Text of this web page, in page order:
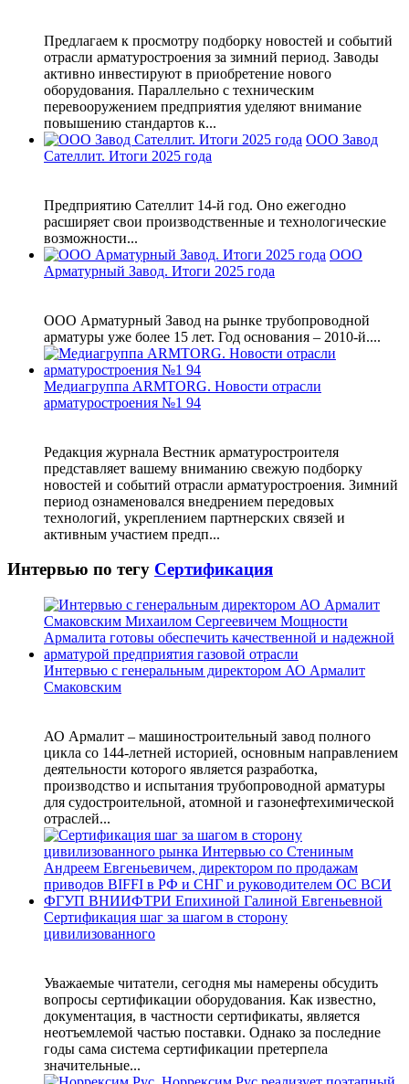
Предлагаем к просмотру подборку новостей и событий
отрасли арматуростроения за зимний период. Заводы
активно инвестируют в приобретение нового
оборудования. Параллельно с техническим
перевооружением предприятия уделяют внимание
повышению стандартов к...
ООО Завод
Сателлит. Итоги 2025 года
Предприятию Сателлит 14-й год. Оно ежегодно
расширяет свои производственные и технологические
возможности...
ООО
Арматурный Завод. Итоги 2025 года
ООО Арматурный Завод на рынке трубопроводной
арматуры уже более 15 лет. Год основания – 2010-й....
Медиагруппа ARMTORG. Новости отрасли
арматуростроения №1 94
Редакция журнала Вестник арматуростроителя
представляет вашему вниманию свежую подборку
новостей и событий отрасли арматуростроения. Зимний
период ознаменовался внедрением передовых
технологий, укреплением партнерских связей и
активным участием предп...
Интервью по тегу Сертификация
Интервью с генеральным директором АО Армалит
Смаковским
АО Армалит – машиностроительный завод полного
цикла со 144-летней историей, основным направлением
деятельности которого является разработка,
производство и испытания трубопроводной арматуры
для судостроительной, атомной и газонефтехимической
отраслей...
Сертификация шаг за шагом в сторону
цивилизованного
Уважаемые читатели, сегодня мы намерены обсудить
вопросы сертификации оборудования. Как известно,
документация, в частности сертификаты, является
неотъемлемой частью поставки. Однако за последние
годы сама система сертификации претерпела
значительные...